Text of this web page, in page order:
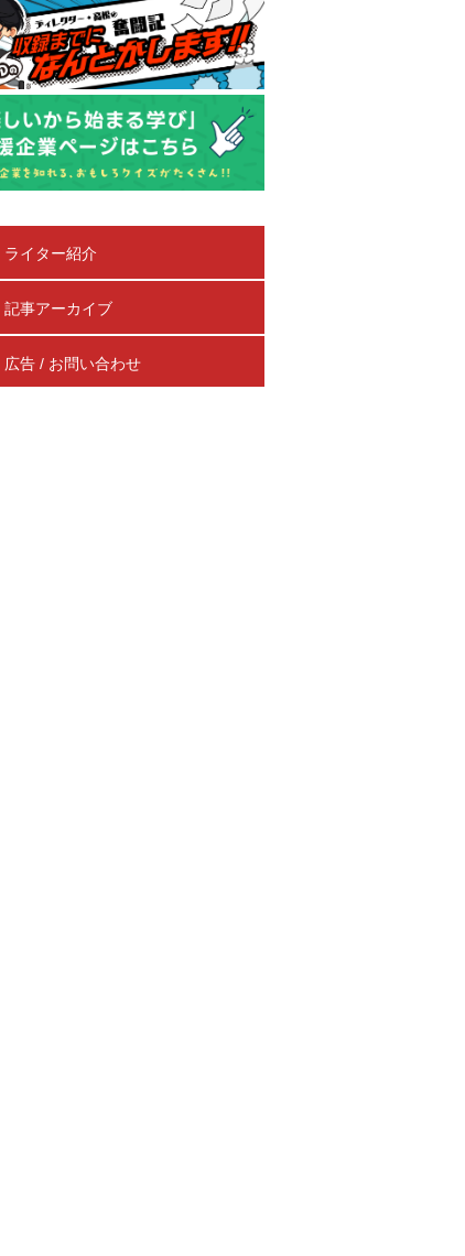
ライター紹介
記事アーカイブ
広告 / お問い合わせ